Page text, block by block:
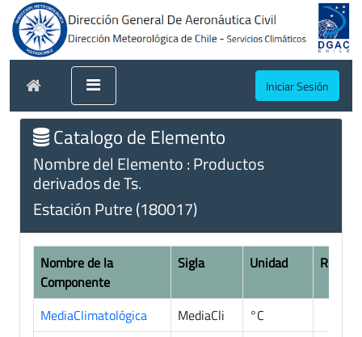
Iniciar Sesión
Catalogo de Elemento
Nombre del Elemento : Productos
derivados de Ts.
Estación Putre (180017)
Nombre de la
Componente
Sigla Unidad
MediaClimatológica MediaCli
°C